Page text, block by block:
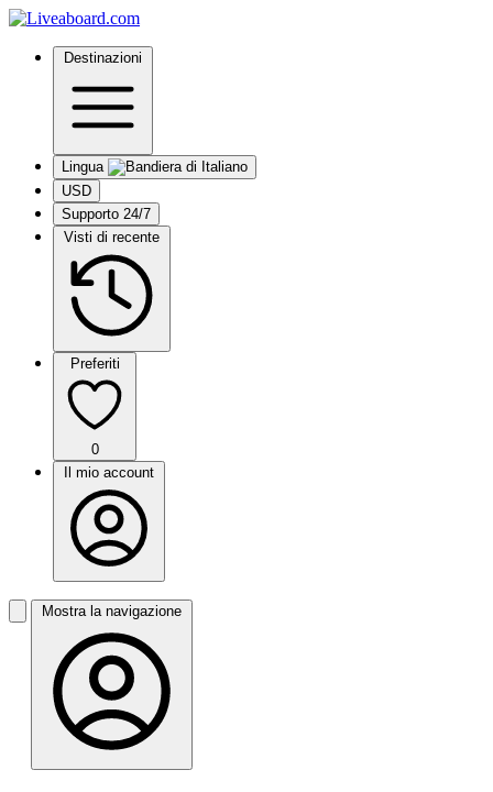
Destinazioni
Lingua
USD
Supporto 24/7
Visti di recente
Preferiti
0
Il mio account
Mostra la navigazione